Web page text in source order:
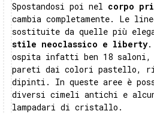
Spostandosi poi nel corpo
cambia completamente. Le
sostituite da quelle più
stile neoclassico e liberty.
ospita infatti ben 18
pareti dai colori pastello,
dipinti. In queste aree è
diversi cimeli antichi e
lampadari di cristallo.